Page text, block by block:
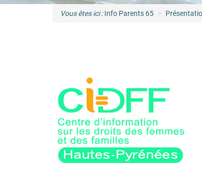
Vous êtes ici :Info Parents 65